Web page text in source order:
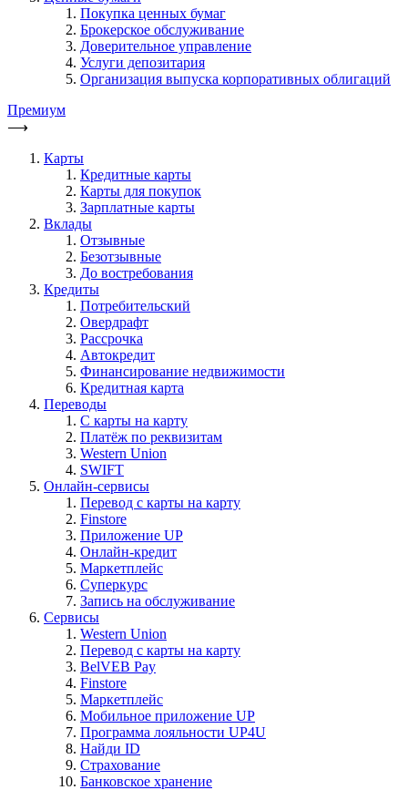
Покупка ценных бумаг
Брокерское обслуживание
Доверительное управление
Услуги депозитария
Организация выпуска корпоративных облигаций
Премиум
⟶
Карты
Кредитные карты
Карты для покупок
Зарплатные карты
Вклады
Отзывные
Безотзывные
До востребования
Кредиты
Потребительский
Овердрафт
Рассрочка
Автокредит
Финансирование недвижимости
Кредитная карта
Переводы
С карты на карту
Платёж по реквизитам
Western Union
SWIFT
Онлайн-сервисы
Перевод с карты на карту
Finstore
Приложение UP
Онлайн-кредит
Маркетплейс
Суперкурс
Запись на обслуживание
Сервисы
Western Union
Перевод с карты на карту
BelVEB Pay
Finstore
Маркетплейс
Мобильное приложение UP
Программа лояльности UP4U
Найди ID
Страхование
Банковское хранение